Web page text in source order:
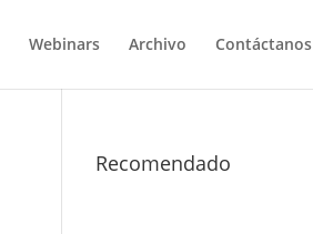
Webinars Archivo Contáctanos
Recomendado